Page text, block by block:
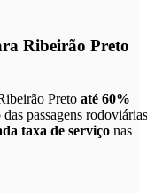
Ribeirão Preto
Preto até 60%
passagens
taxa de serviço nas